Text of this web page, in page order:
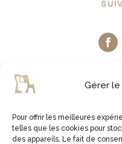
Gérer
Pour offrir les meilleures
telles que les cookies pour
des appareils. Le fait de
LA